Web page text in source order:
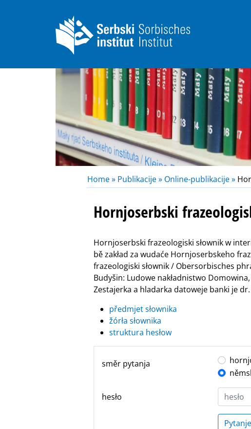
Home » Publikacije » Online-publikacije »
Hornjoserbski
Hornjoserbski frazeologiski słownik w
bě zakład za wudaće Hornjoserbskeho
frazeologiski słownik / Obersorbisches
Budyšin: Ludowe nakładnistwo Domowina,
Zestajerka a hladarka datoweje banki je
předmjet słownika
žórła słownika
struktura hesłow
směr pytanja
hesło
Pytanje